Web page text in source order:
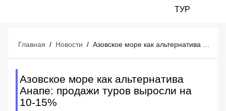
ТУРИЗМ
Главная / Новости /
Азовское море как альтернатива
Анапе: продажи туров выросли на
10-15%